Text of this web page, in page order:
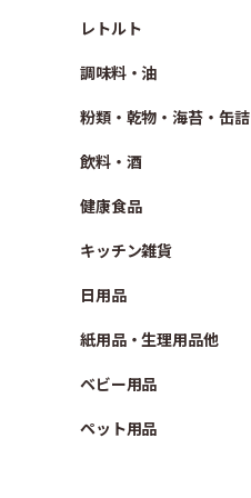
レトルト
調味料・油
粉類・乾物・海苔・缶詰
飲料・酒
健康食品
キッチン雑貨
日用品
紙用品・生理用品他
ベビー用品
ペット用品